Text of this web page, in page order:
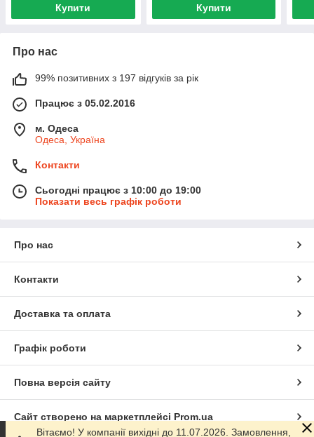
Купити Купити
Про нас
99% позитивних з 197 відгуків за рік
Працює з 05.02.2016
м. Одеса
Одеса, Україна
Контакти
Сьогодні працює з 10:00 до 19:00
Показати весь графік роботи
Про нас
Контакти
Доставка та оплата
Графік роботи
Повна версія сайту
Сайт створено на маркетплейсі Prom.ua
Вітаємо! У компанії вихідні до 11.07.2026. Замовлення,